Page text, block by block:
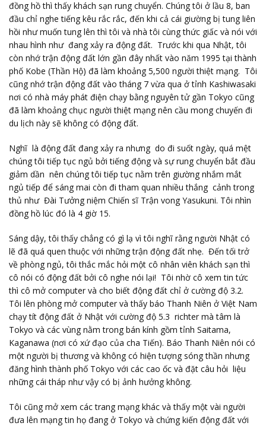
đồng hồ thì thấy khách sạn rung chuyển. Chúng tôi ở lầu 8, ban
đầu chỉ nghe tiếng kêu rắc rắc, đến khi cả cái giường bị tung liên
hồi như muốn tung lên thì tôi và nhà tôi cùng thức giấc và nói với
nhau hình như đang xảy ra động đất. Trước khi qua Nhật, tôi
còn nhớ trận động đất lớn gần đây nhất vào năm 1995 tại thành
phố Kobe (Thần Hộ) đã làm khoảng 5,500 người thiệt mạng. Tôi
cũng nhớ trận động đất vào tháng 7 vừa qua ở tỉnh Kashiwasaki
nơi có nhà máy phát điện chạy bằng nguyên tử gần Tokyo cũng
đã làm khoảng chục người thiệt mạng nên cầu mong chuyến đi
du lịch này sẽ không có động đất.
Nghĩ là động đất đang xảy ra nhưng do đi suốt ngày, quá mệt
chúng tôi tiếp tục ngủ bởi tiếng động và sự rung chuyển bắt đầu
giảm dần nên chúng tôi tiếp tục nằm trên giường nhắm mắt
ngủ tiếp để sáng mai còn đi tham quan nhiều thắng cảnh trong
thủ như Đài Tưởng niệm Chiến sĩ Trận vong Yasukuni. Tôi nhìn
đồng hồ lúc đó là 4 giờ 15.
Sáng dậy, tôi thấy chẳng có gì lạ vì tôi nghĩ rằng người Nhật có
lẽ đã quá quen thuộc với những trận động đất nhẹ. Đến tối trở
về phòng ngủ, tôi thắc mắc hỏi một cô nhân viên khách sạn thì
cô nói có động đất bởi cô nghe nói lại! Tôi nhờ cô xem tin tức
thì cô mở computer và cho biết động đất chỉ ở cường độ 3.2.
Tôi lên phòng mở computer và thấy báo Thanh Niên ở Việt Nam
chạy tít động đất ở Nhật với cường độ 5.3 richter mà tâm là
Tokyo và các vùng nằm trong bán kính gồm tỉnh Saitama,
Kaganawa (nơi có xứ đạo của cha Tiến). Báo Thanh Niên nói có
một người bị thương và không có hiện tượng sóng thần nhưng
đăng hình thành phố Tokyo với các cao ốc và đặt câu hỏi liệu
những cái tháp như vậy có bị ảnh hưởng không.
Tôi cũng mở xem các trang mạng khác và thấy một vài người
đưa lên mạng tin họ đang ở Tokyo và chứng kiến động đất với